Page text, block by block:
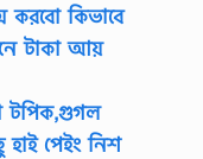
করবো কিভাবে
টাকা আয়
টপিক,গুগল
পেইং নিশ